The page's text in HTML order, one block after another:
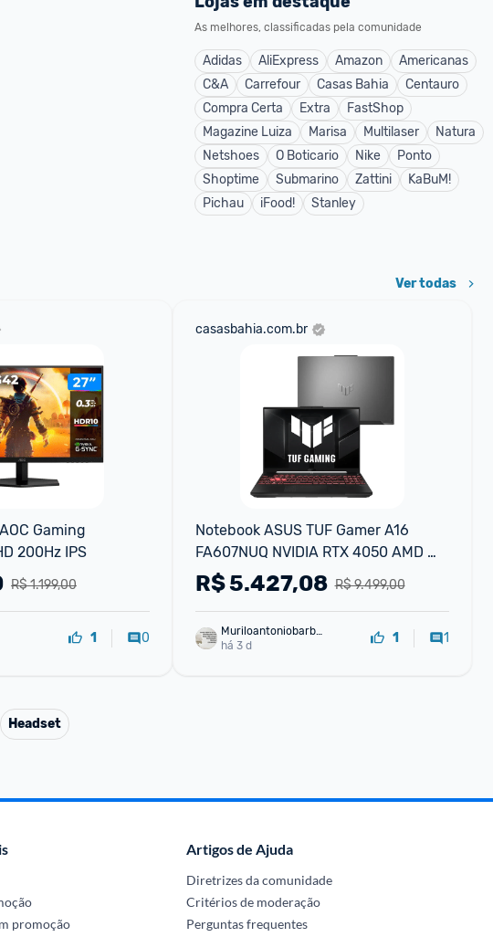
As melhores, classificadas pela comunidade
Adidas AliExpress Amazon
Americanas
C&A
Carrefour Casas Bahia
Centauro
Compra Certa
Extra
FastShop
Magazine Luiza
Marisa Multilaser
Natura
Netshoes
O Boticario Nike
Ponto
Shoptime
Submarino Zattini
KaBuM!
Pichau
iFood! Stanley
Ver todas
Gaming
200Hz IPS
R$ 1.199,00
1 0
casasbahia.com.br
Notebook ASUS TUF Gamer A16
FA607NUQ NVIDIA RTX 4050 AMD
Ryzen 7 8GB RAM 512GB SSD Linux
16" LCD LED IPS FHD 144Hz-RL035
R$ 9.499,00
R$5.427,08
Muriloantoniobarbo
sa
há 3 d 1 1
Headset
promoção
Artigos de Ajuda
Diretrizes da comunidade
Critérios de moderação
Perguntas frequentes